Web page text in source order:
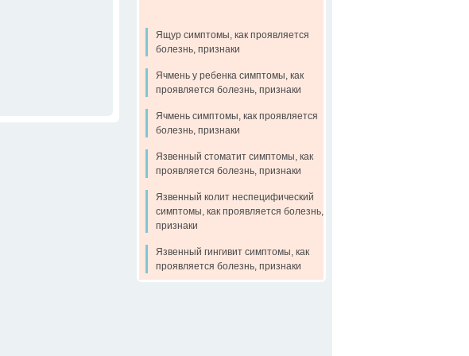
Ящур симптомы, как проявляется
болезнь, признаки
Ячмень у ребенка симптомы, как
проявляется болезнь, признаки
Ячмень симптомы, как проявляется
болезнь, признаки
Язвенный стоматит симптомы, как
проявляется болезнь, признаки
Язвенный колит неспецифический
симптомы, как проявляется болезнь,
признаки
Язвенный гингивит симптомы, как
проявляется болезнь, признаки